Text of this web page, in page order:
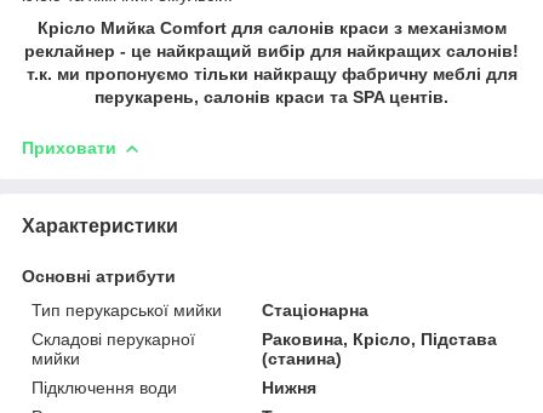
Крісло Мийка Comfort для салонів краси з механізмом
реклайнер - це найкращий вибір для найкращих салонів!
т.к. ми пропонуємо тільки найкращу фабричну меблі для
перукарень, салонів краси та SPA центів.
Приховати
Характеристики
Основні атрибути
Тип перукарської мийки
Стаціонарна
Складові перукарної
мийки
Раковина, Крісло, Підстава
(станина)
Підключення води
Нижня